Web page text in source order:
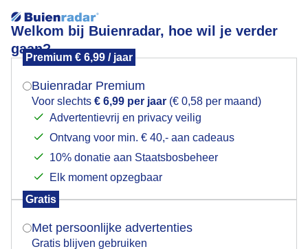
Welkom bij Buienradar, hoe wil je verder
gaan?
Premium € 6,99 / jaar
Buienradar Premium
Voor slechts € 6,99 per jaar (€ 0,58 per maand)
Advertentievrij en privacy veilig
Ontvang voor min. € 40,- aan cadeaus
10% donatie aan Staatsbosbeheer
Elk moment opzegbaar
Gratis
Met persoonlijke advertenties
Gratis blijven gebruiken
Wachten op de zon
Beverwijk de narcissen wachten op beter weer
Mogen we je locatie gebruiken voor het
Indien je hier nog geen akkoord op hebt gegeven,
verschijnt er zo een pop-up uit je browser waarin
Is goed, toon de popup